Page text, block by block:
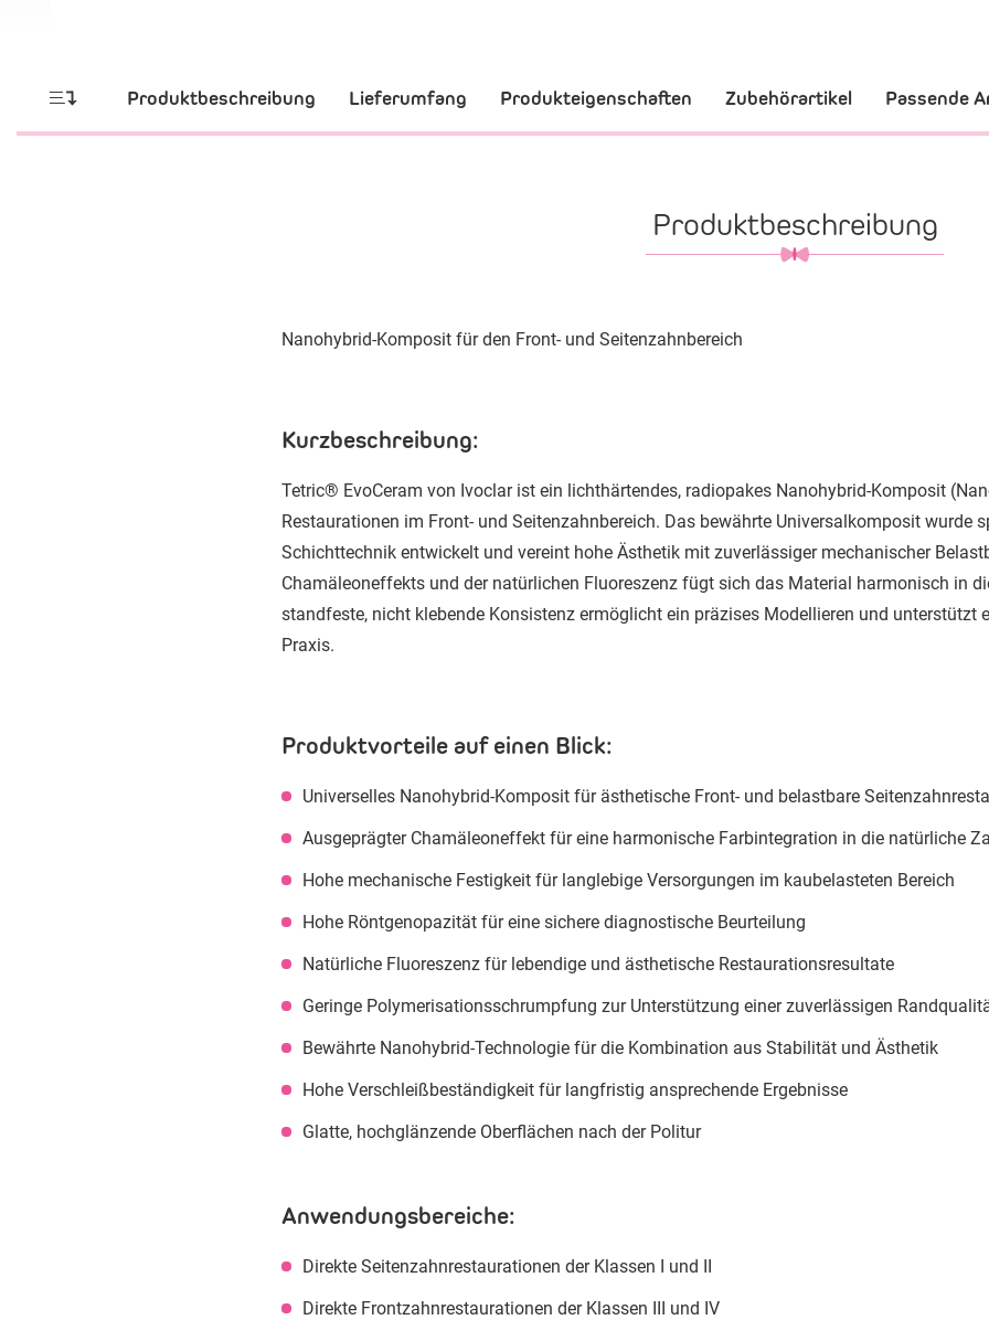
Produktbeschreibung Lieferumfang Produkteigenschaften Zubehörartikel Passende
Produktbeschreibung
Nanohybrid-Komposit für den Front- und Seitenzahnbereich
Kurzbeschreibung:
Tetric® EvoCeram von Ivoclar ist ein lichthärtendes, radiopakes Nanohybrid-Komposit
Restaurationen im Front- und Seitenzahnbereich. Das bewährte Universalkomposit wurde
Schichttechnik entwickelt und vereint hohe Ästhetik mit zuverlässiger mechanischer
Chamäleoneffekts und der natürlichen Fluoreszenz fügt sich das Material harmonisch in
standfeste, nicht klebende Konsistenz ermöglicht ein präzises Modellieren und unterstützt
Praxis.
Produktvorteile auf einen Blick:
Universelles Nanohybrid-Komposit für ästhetische Front- und belastbare
Ausgeprägter Chamäleoneffekt für eine harmonische Farbintegration in die natürliche
Hohe mechanische Festigkeit für langlebige Versorgungen im kaubelasteten Bereich
Hohe Röntgenopazität für eine sichere diagnostische Beurteilung
Natürliche Fluoreszenz für lebendige und ästhetische Restaurationsresultate
Geringe Polymerisationsschrumpfung zur Unterstützung einer zuverlässigen
Bewährte Nanohybrid-Technologie für die Kombination aus Stabilität und Ästhetik
Hohe Verschleißbeständigkeit für langfristig ansprechende Ergebnisse
Glatte, hochglänzende Oberflächen nach der Politur
Anwendungsbereiche:
Direkte Seitenzahnrestaurationen der Klassen I und II
Direkte Frontzahnrestaurationen der Klassen III und IV